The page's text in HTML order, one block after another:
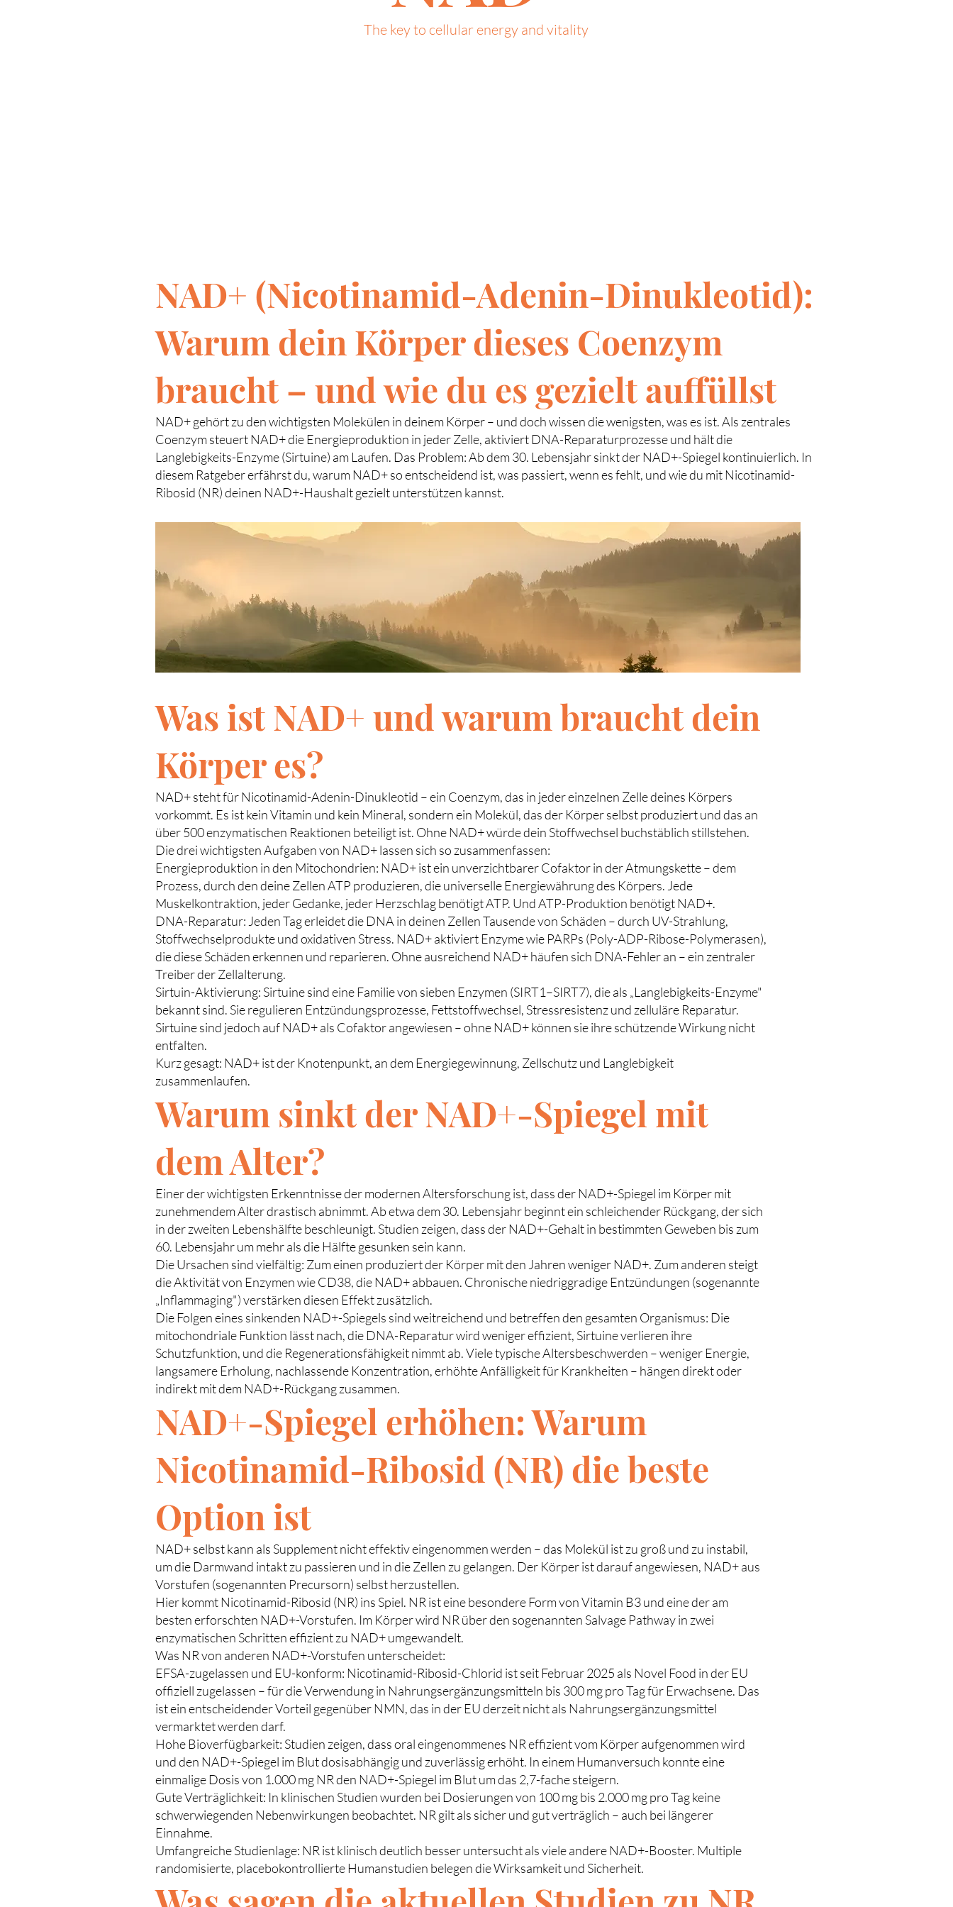
The key to cellular energy and vitality
NAD+ (Nicotinamid-Adenin-Dinukleotid):
Warum dein Körper dieses Coenzym
braucht – und wie du es gezielt auffüllst
NAD+ gehört zu den wichtigsten Molekülen in deinem Körper – und doch wissen die wenigsten, was es ist. Als zentrales
Coenzym steuert NAD+ die Energieproduktion in jeder Zelle, aktiviert DNA-Reparaturprozesse und hält die
Langlebigkeits-Enzyme (Sirtuine) am Laufen. Das Problem: Ab dem 30. Lebensjahr sinkt der NAD+-Spiegel kontinuierlich. In
diesem Ratgeber erfährst du, warum NAD+ so entscheidend ist, was passiert, wenn es fehlt, und wie du mit Nicotinamid-
Ribosid (NR) deinen NAD+-Haushalt gezielt unterstützen kannst.
Was ist NAD+ und warum braucht dein
Körper es?
NAD+ steht für Nicotinamid-Adenin-Dinukleotid – ein Coenzym, das in jeder einzelnen Zelle deines Körpers
vorkommt. Es ist kein Vitamin und kein Mineral, sondern ein Molekül, das der Körper selbst produziert und das an
über 500 enzymatischen Reaktionen beteiligt ist. Ohne NAD+ würde dein Stoffwechsel buchstäblich stillstehen.
Die drei wichtigsten Aufgaben von NAD+ lassen sich so zusammenfassen:
Energieproduktion in den Mitochondrien: NAD+ ist ein unverzichtbarer Cofaktor in der Atmungskette – dem
Prozess, durch den deine Zellen ATP produzieren, die universelle Energiewährung des Körpers. Jede
Muskelkontraktion, jeder Gedanke, jeder Herzschlag benötigt ATP. Und ATP-Produktion benötigt NAD+.
DNA-Reparatur: Jeden Tag erleidet die DNA in deinen Zellen Tausende von Schäden – durch UV-Strahlung,
Stoffwechselprodukte und oxidativen Stress. NAD+ aktiviert Enzyme wie PARPs (Poly-ADP-Ribose-Polymerasen),
die diese Schäden erkennen und reparieren. Ohne ausreichend NAD+ häufen sich DNA-Fehler an – ein zentraler
Treiber der Zellalterung.
Sirtuin-Aktivierung: Sirtuine sind eine Familie von sieben Enzymen (SIRT1–SIRT7), die als „Langlebigkeits-Enzyme"
bekannt sind. Sie regulieren Entzündungsprozesse, Fettstoffwechsel, Stressresistenz und zelluläre Reparatur.
Sirtuine sind jedoch auf NAD+ als Cofaktor angewiesen – ohne NAD+ können sie ihre schützende Wirkung nicht
entfalten.
Kurz gesagt: NAD+ ist der Knotenpunkt, an dem Energiegewinnung, Zellschutz und Langlebigkeit
zusammenlaufen.
Warum sinkt der NAD+-Spiegel mit
dem Alter?
Einer der wichtigsten Erkenntnisse der modernen Altersforschung ist, dass der NAD+-Spiegel im Körper mit
zunehmendem Alter drastisch abnimmt. Ab etwa dem 30. Lebensjahr beginnt ein schleichender Rückgang, der sich
in der zweiten Lebenshälfte beschleunigt. Studien zeigen, dass der NAD+-Gehalt in bestimmten Geweben bis zum
60. Lebensjahr um mehr als die Hälfte gesunken sein kann.
Die Ursachen sind vielfältig: Zum einen produziert der Körper mit den Jahren weniger NAD+. Zum anderen steigt
die Aktivität von Enzymen wie CD38, die NAD+ abbauen. Chronische niedriggradige Entzündungen (sogenannte
„Inflammaging") verstärken diesen Effekt zusätzlich.
Die Folgen eines sinkenden NAD+-Spiegels sind weitreichend und betreffen den gesamten Organismus: Die
mitochondriale Funktion lässt nach, die DNA-Reparatur wird weniger effizient, Sirtuine verlieren ihre
Schutzfunktion, und die Regenerationsfähigkeit nimmt ab. Viele typische Altersbeschwerden – weniger Energie,
langsamere Erholung, nachlassende Konzentration, erhöhte Anfälligkeit für Krankheiten – hängen direkt oder
indirekt mit dem NAD+-Rückgang zusammen.
NAD+-Spiegel erhöhen: Warum
Nicotinamid-Ribosid (NR) die beste
Option ist
NAD+ selbst kann als Supplement nicht effektiv eingenommen werden – das Molekül ist zu groß und zu instabil,
um die Darmwand intakt zu passieren und in die Zellen zu gelangen. Der Körper ist darauf angewiesen, NAD+ aus
Vorstufen (sogenannten Precursorn) selbst herzustellen.
Hier kommt Nicotinamid-Ribosid (NR) ins Spiel. NR ist eine besondere Form von Vitamin B3 und eine der am
besten erforschten NAD+-Vorstufen. Im Körper wird NR über den sogenannten Salvage Pathway in zwei
enzymatischen Schritten effizient zu NAD+ umgewandelt.
Was NR von anderen NAD+-Vorstufen unterscheidet:
EFSA-zugelassen und EU-konform: Nicotinamid-Ribosid-Chlorid ist seit Februar 2025 als Novel Food in der EU
offiziell zugelassen – für die Verwendung in Nahrungsergänzungsmitteln bis 300 mg pro Tag für Erwachsene. Das
ist ein entscheidender Vorteil gegenüber NMN, das in der EU derzeit nicht als Nahrungsergänzungsmittel
vermarktet werden darf.
Hohe Bioverfügbarkeit: Studien zeigen, dass oral eingenommenes NR effizient vom Körper aufgenommen wird
und den NAD+-Spiegel im Blut dosisabhängig und zuverlässig erhöht. In einem Humanversuch konnte eine
einmalige Dosis von 1.000 mg NR den NAD+-Spiegel im Blut um das 2,7-fache steigern.
Gute Verträglichkeit: In klinischen Studien wurden bei Dosierungen von 100 mg bis 2.000 mg pro Tag keine
schwerwiegenden Nebenwirkungen beobachtet. NR gilt als sicher und gut verträglich – auch bei längerer
Einnahme.
Umfangreiche Studienlage: NR ist klinisch deutlich besser untersucht als viele andere NAD+-Booster. Multiple
randomisierte, placebokontrollierte Humanstudien belegen die Wirksamkeit und Sicherheit.